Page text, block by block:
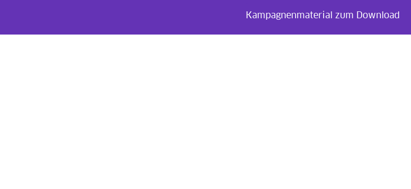
Kampagnenmaterial zum Download